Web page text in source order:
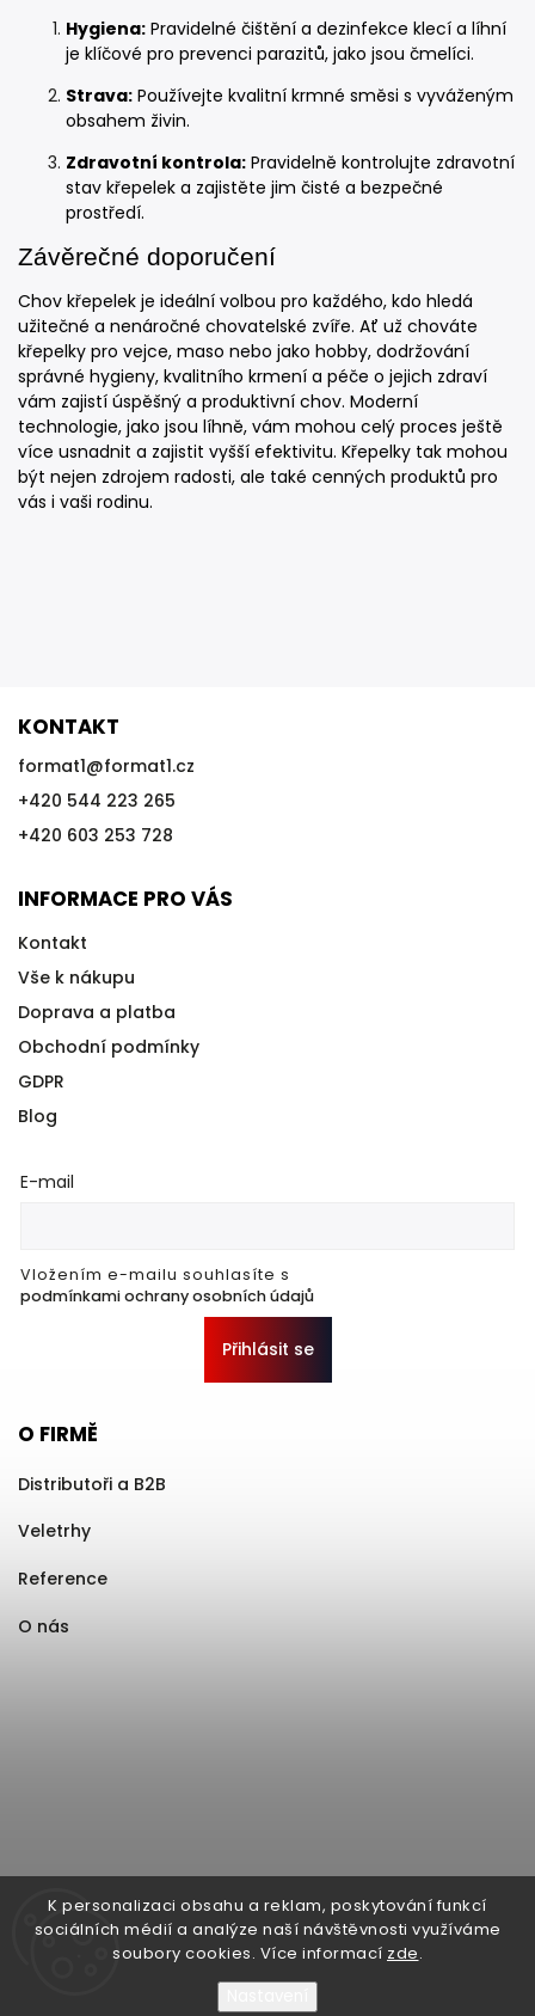
K personalizaci obsahu a reklam, poskytování funkcí
sociálních médií a analýze naší návštěvnosti využíváme
soubory cookies. Více informací zde.
Hygiena: Pravidelné čištění a dezinfekce klecí a líhní
je klíčové pro prevenci parazitů, jako jsou čmelíci.
Strava: Používejte kvalitní krmné směsi s vyváženým
obsahem živin.
Zdravotní kontrola: Pravidelně kontrolujte zdravotní
stav křepelek a zajistěte jim čisté a bezpečné
prostředí.
Závěrečné doporučení
Chov křepelek je ideální volbou pro každého, kdo hledá
užitečné a nenáročné chovatelské zvíře. Ať už chováte
křepelky pro vejce, maso nebo jako hobby, dodržování
správné hygieny, kvalitního krmení a péče o jejich zdraví
vám zajistí úspěšný a produktivní chov. Moderní
technologie, jako jsou líhně, vám mohou celý proces ještě
více usnadnit a zajistit vyšší efektivitu. Křepelky tak mohou
být nejen zdrojem radosti, ale také cenných produktů pro
vás i vaši rodinu.
KONTAKT
format1@format1.cz
+420 544 223 265
+420 603 253 728
INFORMACE PRO VÁS
Kontakt
Vše k nákupu
Doprava a platba
Obchodní podmínky
GDPR
Blog
E-mail
Vložením e-mailu souhlasíte s
podmínkami ochrany osobních údajů
Přihlásit se
O FIRMĚ
Distributoři a B2B
Veletrhy
Reference
O nás